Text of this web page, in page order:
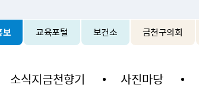
보 교육포털 보건소 금천구의회
소식지금천향기 사진마당